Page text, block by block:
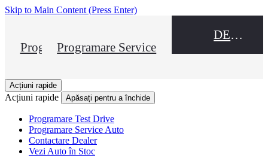
Skip to Main Content (Press Enter)
Programare Test Drive
Programare Service
DEALER NAME
Acțiuni rapide
Acțiuni rapide Apăsați pentru a închide
Programare Test Drive
Programare Service Auto
Contactare Dealer
Vezi Auto în Stoc